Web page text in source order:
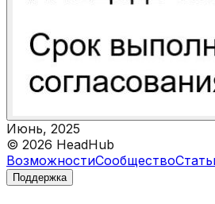
Июнь, 2025
© 2026 HeadHub
ВозможностиСообщество
Поддержка